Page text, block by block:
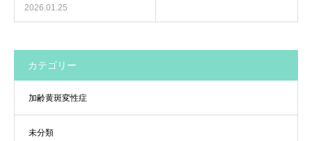
2026.01.25
カテゴリー
加齢黄斑変性症
未分類